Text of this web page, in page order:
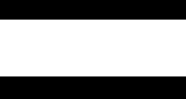
błędów w pielęgnacji